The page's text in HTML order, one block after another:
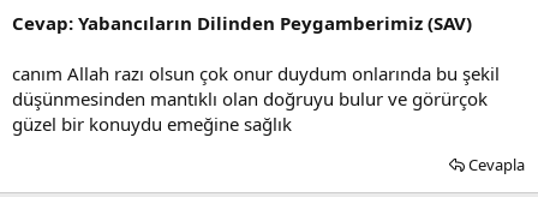
Cevap: Yabancıların Dilinden Peygamberimiz (SAV)
canım Allah razı olsun çok onur duydum onlarında bu şekil
düşünmesinden mantıklı olan doğruyu bulur ve görürçok
güzel bir konuydu emeğine sağlık
Cevapla